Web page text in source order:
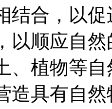
结合，以
以顺应自
、植物等
造具有自